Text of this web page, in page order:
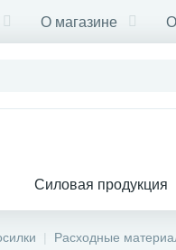
О магазине
Силовая продукция
Расходные